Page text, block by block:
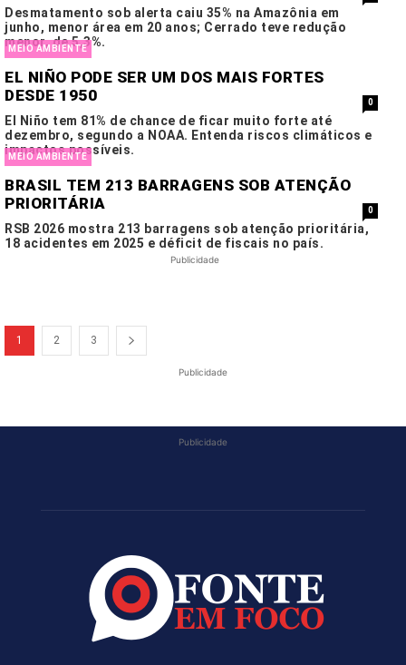
Desmatamento sob alerta caiu 35% na Amazônia em
junho, menor área em 20 anos; Cerrado teve redução
menor, de 5,3%.
MEIO AMBIENTE
EL NIÑO PODE SER UM DOS MAIS FORTES
DESDE 1950
0
El Niño tem 81% de chance de ficar muito forte até
dezembro, segundo a NOAA. Entenda riscos climáticos e
impactos possíveis.
MEIO AMBIENTE
BRASIL TEM 213 BARRAGENS SOB ATENÇÃO
PRIORITÁRIA
0
RSB 2026 mostra 213 barragens sob atenção prioritária,
18 acidentes em 2025 e déficit de fiscais no país.
Publicidade
1 2 3
Publicidade
Publicidade